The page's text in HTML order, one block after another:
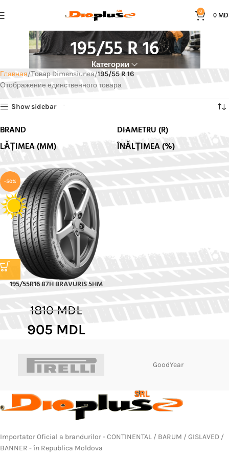
0 0
195/55 R 16
Категории
Главная Товар Dimensiunea 195/55 R 16
Отображение единственного товара
Show sidebar
BRAND
DIAMETRU (R)
LĂȚIMEA (MM)
ÎNĂLȚIMEA (%)
-50%
195/55R16 87H BRAVURIS 5HM
1810MDL
905 MDL
GoodYear
Importator Oficial a brandurilor - CONTINENTAL / BARUM / GISLAVED /
BANNER - în Republica Moldova